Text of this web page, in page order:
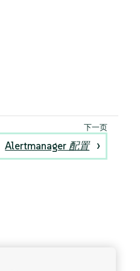
Alertmanager 配置